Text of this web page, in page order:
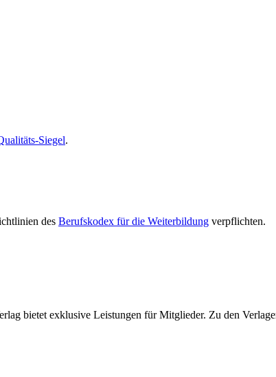
Siegel.
des Berufskodex für die Weiterbildung verpflichten.
bietet exklusive Leistungen für Mitglieder. Zu den